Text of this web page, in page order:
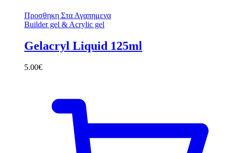
Προσθηκη Στα Αγαπημενα
Builder gel & Acrylic gel
Gelacryl Liquid 125ml
5.00€